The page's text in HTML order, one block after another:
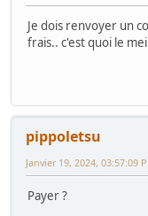
Je dois renvoyer un
frais.. c'est quoi le
pippoletsu
Janvier 19, 2024, 03:57:09
Payer ?